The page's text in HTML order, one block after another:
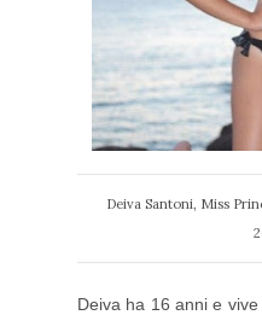
Deiva Santoni, Miss
Deiva ha 16 anni e